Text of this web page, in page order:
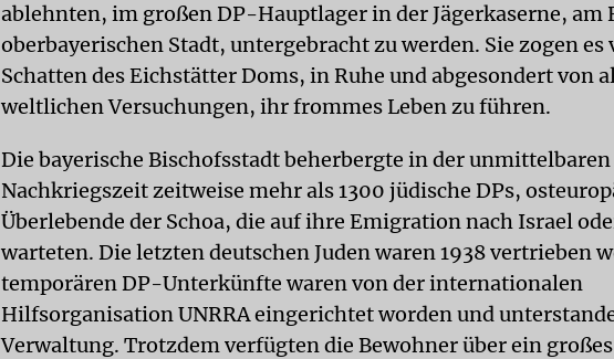
ablehnten, im großen DP-Hauptlager in der Jägerkaserne, am
oberbayerischen Stadt, untergebracht zu werden. Sie zogen es
Schatten des Eichstätter Doms, in Ruhe und abgesondert von
weltlichen Versuchungen, ihr frommes Leben zu führen.
Die bayerische Bischofsstadt beherbergte in der unmittelbaren
Nachkriegszeit zeitweise mehr als 1300 jüdische DPs,
Überlebende der Schoa, die auf ihre Emigration nach Israel
warteten. Die letzten deutschen Juden waren 1938 vertrieben
temporären DP-Unterkünfte waren von der internationalen
Hilfsorganisation UNRRA eingerichtet worden und
Verwaltung. Trotzdem verfügten die Bewohner über ein